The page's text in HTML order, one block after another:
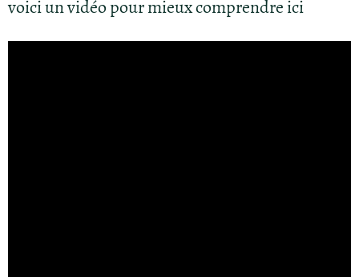
voici un vidéo pour mieux comprendre ici